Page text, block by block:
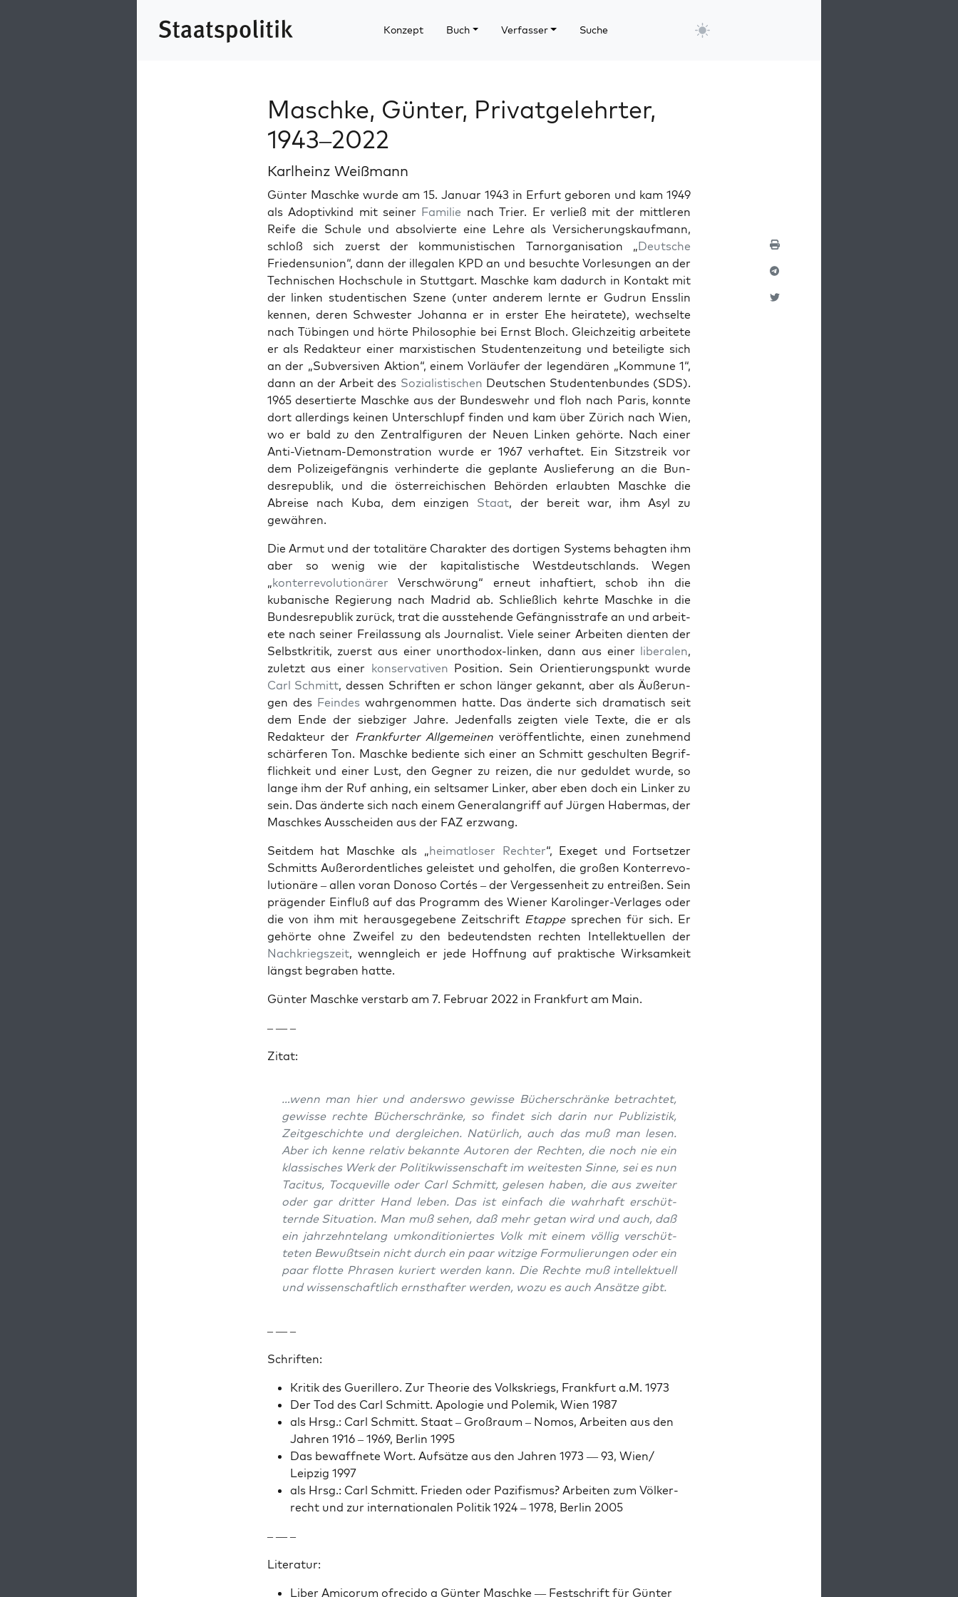
Konzept Buch Verfasser Suche
Maschke, Günter, Privatgelehrter,
1943–2022
Karlheinz Weißmann
Gün­ter Maschke wurde am 15. Jan­u­ar 1943 in Erfurt geboren und kam 1949
als Adop­tivkind mit sein­er Fam­i­lie nach Tri­er. Er ver­ließ mit der mit­tleren
Reife die Schule und absolvierte eine Lehre als Ver­sicherungskauf­mann,
schloß sich zuerst der kom­mu­nis­tis­chen Tarnor­gan­i­sa­tion „Deutsche
Frieden­sunion“, dann der ille­galen KPD an und besuchte Vor­lesun­gen an der
Tech­nis­chen Hochschule in Stuttgart. Maschke kam dadurch in Kon­takt mit
der linken stu­den­tis­chen Szene (unter anderem lernte er Gudrun Ensslin
ken­nen, deren Schwest­er Johan­na er in erster Ehe heiratete), wech­selte
nach Tübin­gen und hörte Philoso­phie bei Ernst Bloch. Gle­ichzeit­ig arbeit­ete
er als Redak­teur ein­er marx­is­tis­chen Stu­den­ten­zeitung und beteiligte sich
an der „Sub­ver­siv­en Aktion“, einem Vor­läufer der leg­endären „Kom­mune 1“,
dann an der Arbeit des Sozial­is­tis­chen Deutschen Stu­den­ten­bun­des (SDS).
1965 desertierte Maschke aus der Bun­deswehr und floh nach Paris, kon­nte
dort allerd­ings keinen Unter­schlupf find­en und kam über Zürich nach Wien,
wo er bald zu den Zen­tral­fig­uren der Neuen Linken gehörte. Nach ein­er
Anti-Viet­nam-Demon­stra­tion wurde er 1967 ver­haftet. Ein Sitzstreik vor
dem Polizeige­fäng­nis ver­hin­derte die geplante Aus­liefer­ung an die Bun­
desre­pub­lik, und die öster­re­ichis­chen Behör­den erlaubten Maschke die
Abreise nach Kuba, dem einzi­gen Staat, der bere­it war, ihm Asyl zu
gewähren.
Die Armut und der total­itäre Charak­ter des dor­ti­gen Sys­tems behagten ihm
aber so wenig wie der kap­i­tal­is­tis­che West­deutsch­lands. Wegen
„kon­ter­rev­o­lu­tionär­er Ver­schwörung“ erneut inhaftiert, schob ihn die
kuban­is­che Regierung nach Madrid ab. Schließlich kehrte Maschke in die
Bun­desre­pub­lik zurück, trat die ausste­hende Gefäng­nis­strafe an und arbeit­
ete nach sein­er Freilas­sung als Jour­nal­ist. Viele sein­er Arbeit­en dien­ten der
Selb­stkri­tik, zuerst aus ein­er unortho­dox-linken, dann aus ein­er lib­eralen,
zulet­zt aus ein­er kon­ser­v­a­tiv­en Posi­tion. Sein Ori­en­tierungspunkt wurde
Carl Schmitt, dessen Schriften er schon länger gekan­nt, aber als Äußerun­
gen des Fein­des wahrgenom­men hat­te. Das änderte sich drama­tisch seit
dem Ende der siebziger Jahre. Jeden­falls zeigten viele Texte, die er als
Redak­teur der Frank­furter All­ge­meinen veröf­fentlichte, einen zunehmend
schär­fer­en Ton. Maschke bedi­ente sich ein­er an Schmitt geschul­ten Begrif­
flichkeit und ein­er Lust, den Geg­n­er zu reizen, die nur geduldet wurde, so
lange ihm der Ruf anhing, ein selt­samer Link­er, aber eben doch ein Link­er zu
sein. Das änderte sich nach einem Gen­er­alan­griff auf Jür­gen Haber­mas, der
Maschkes Auss­chei­den aus der FAZ erzwang.
Seit­dem hat Maschke als „heimat­los­er Rechter“, Exeget und Fort­set­zer
Schmitts Außeror­dentlich­es geleis­tet und geholfen, die großen Kon­ter­rev­o­
lu­tionäre – allen voran Donoso Cortés – der Vergessen­heit zu entreißen. Sein
prä­gen­der Ein­fluß auf das Pro­gramm des Wiener Karolinger-Ver­lages oder
die von ihm mit her­aus­gegebene Zeitschrift Etappesprechen für sich. Er
gehörte ohne Zweifel zu den bedeu­tend­sten recht­en Intellek­tuellen der
Nachkriegszeit, wen­ngle­ich er jede Hoff­nung auf prak­tis­che Wirk­samkeit
längst begraben hat­te.
Gün­ter Maschke ver­starb am 7. Feb­ru­ar 2022 in Frank­furt am Main.
– — –
Zitat:
…wenn man hier und ander­swo gewisse Büch­er­schränke betra­chtet,
gewisse rechte Büch­er­schränke, so find­et sich darin nur Pub­lizis­tik,
Zeit­geschichte und der­gle­ichen. Natür­lich, auch das muß man lesen.
Aber ich kenne rel­a­tiv bekan­nte Autoren der Recht­en, die noch nie ein
klas­sis­ches Werk der Poli­tik­wis­senschaft im weitesten Sinne, sei es nun
Tac­i­tus, Toc­queville oder Carl Schmitt, gele­sen haben, die aus zweit­er
oder gar drit­ter Hand leben. Das ist ein­fach die wahrhaft erschüt­
ternde Sit­u­a­tion. Man muß sehen, daß mehr getan wird und auch, daß
ein jahrzehn­te­lang umkon­di­tion­iertes Volk mit einem völ­lig ver­schüt­
teten Bewußt­sein nicht durch ein paar witzige For­mulierun­gen oder ein
paar flotte Phrasen kuri­ert wer­den kann. Die Rechte muß intellek­tuell
und wis­senschaftlich ern­sthafter wer­den, wozu es auch Ansätze gibt.
– — –
Schriften:
Kri­tik des Guerillero. Zur The­o­rie des Volk­skriegs, Frank­furt a.M. 1973
Der Tod des Carl Schmitt. Apolo­gie und Polemik, Wien 1987
als Hrsg.: Carl Schmitt. Staat – Großraum – Nomos, Arbeit­en aus den
Jahren 1916 – 1969, Berlin 1995
Das bewaffnete Wort. Auf­sätze aus den Jahren 1973 — 93, Wien/
Leipzig 1997
als Hrsg.: Carl Schmitt. Frieden oder Paz­i­fis­mus? Arbeit­en zum Völk­er­
recht und zur inter­na­tionalen Poli­tik 1924 – 1978, Berlin 2005
– — –
Lit­er­atur:
Liber Ami­co­rum ofre­ci­do a Gün­ter Maschke — Festschrift für Gün­ter